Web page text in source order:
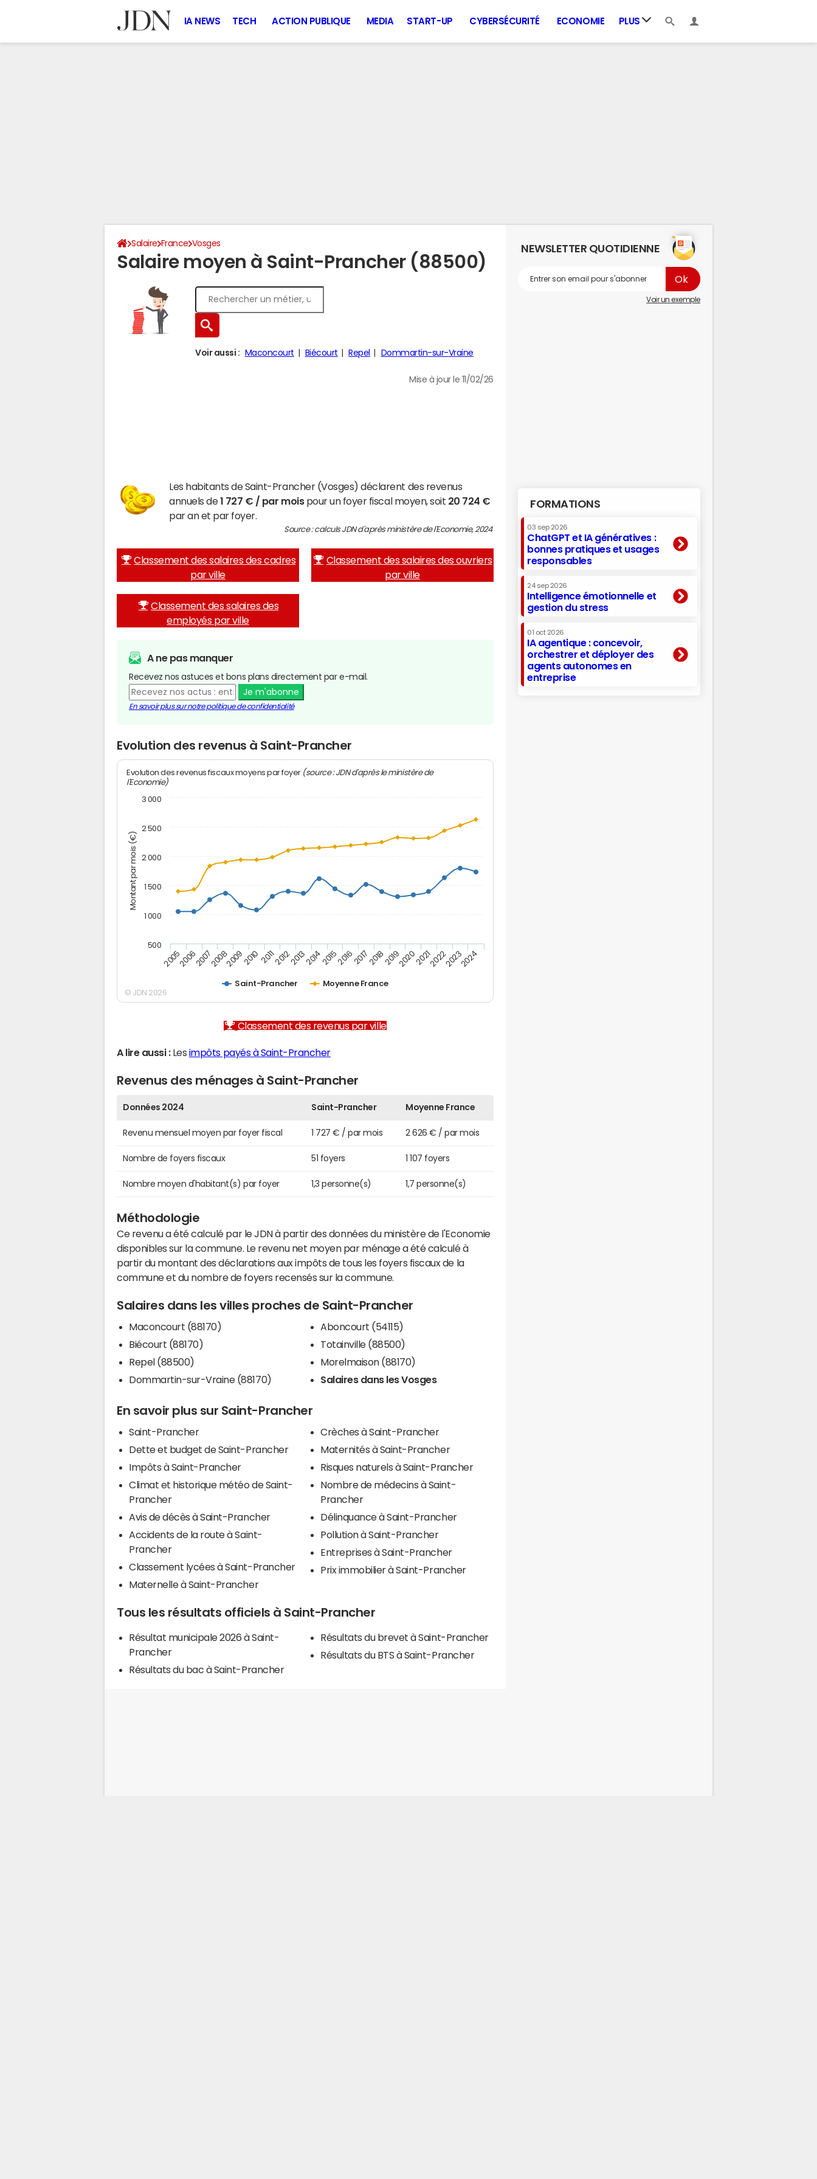
IA NEWS TECH ACTION PUBLIQUE MEDIA START-UP CYBERSÉCURITÉ ECONOMIE PLUS
Salaire France Vosges
Salaire moyen à Saint-Prancher (88500)
Voir aussi : Maconcourt Biécourt Repel Dommartin-sur-Vraine
Mise à jour le 11/02/26
Les habitants de Saint-Prancher (Vosges) déclarent des revenus
annuels de1 727 € / par moispour un foyer fiscal moyen, soit 20 724 €
par an et par foyer.
Source : calculs JDN d'après ministère de l'Economie, 2024
Classement des salaires des cadres
par ville
Classement des salaires des ouvriers
par ville
Classement des salaires des
employés par ville
A ne pas manquer
Recevez nos astuces et bons plans directement par e-mail.
Je m'abonne
En savoir plus sur notre politique de confidentialité
Evolution des revenus à Saint-Prancher
Montant par mois (€)
Evolution des revenus fiscaux moyens par foyer (source : JDN d'après le ministère de
l'Economie)
Saint-Prancher Moyenne France
200520062007200820092010 20112012201320142015201620172018201920202021202220232024
500
1 000
1 500
2 000
2 500
3 000
© JDN 2026
Classement des revenus par ville
A lire aussi :Les impôts payés à Saint-Prancher
Revenus des ménages à Saint-Prancher
Données 2024 Saint-Prancher Moyenne France
Revenu mensuel moyen par foyer fiscal 1 727 € / par mois 2 626 € / par mois
Nombre de foyers fiscaux 51 foyers 1 107 foyers
Nombre moyen d'habitant(s) par foyer 1,3 personne(s) 1,7 personne(s)
Méthodologie
Ce revenu a été calculé par le JDN à partir des données du ministère de l'Economie
disponibles sur la commune. Le revenu net moyen par ménage a été calculé à
partir du montant des déclarations aux impôts de tous les foyers fiscaux de la
commune et du nombre de foyers recensés sur la commune.
Salaires dans les villes proches de Saint-Prancher
Maconcourt (88170)
Biécourt (88170)
Repel (88500)
Dommartin-sur-Vraine (88170)
Aboncourt (54115)
Totainville (88500)
Morelmaison (88170)
Salaires dans les Vosges
En savoir plus sur Saint-Prancher
Saint-Prancher
Dette et budget de Saint-Prancher
Impôts à Saint-Prancher
Climat et historique météo de Saint-
Prancher
Avis de décès à Saint-Prancher
Accidents de la route à Saint-
Prancher
Classement lycées à Saint-Prancher
Maternelle à Saint-Prancher
Crèches à Saint-Prancher
Maternités à Saint-Prancher
Risques naturels à Saint-Prancher
Nombre de médecins à Saint-
Prancher
Délinquance à Saint-Prancher
Pollution à Saint-Prancher
Entreprises à Saint-Prancher
Prix immobilier à Saint-Prancher
Tous les résultats officiels à Saint-Prancher
Résultat municipale 2026 à Saint-
Prancher
Résultats du bac à Saint-Prancher
Résultats du brevet à Saint-Prancher
Résultats du BTS à Saint-Prancher
NEWSLETTER QUOTIDIENNE
Voir un exemple
FORMATIONS
03 sep 2026
ChatGPT et IA génératives :
bonnes pratiques et usages
responsables
24 sep 2026
Intelligence émotionnelle et
gestion du stress
01 oct 2026
IA agentique : concevoir,
orchestrer et déployer des
agents autonomes en
entreprise